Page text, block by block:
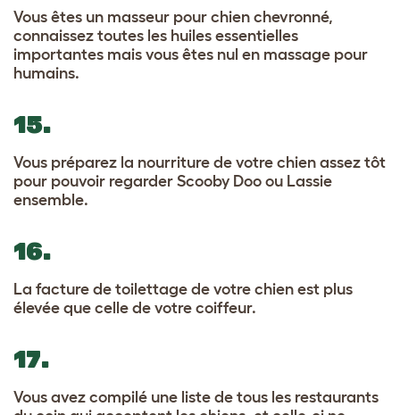
Vous êtes un masseur pour chien chevronné,
connaissez toutes les huiles essentielles
importantes mais vous êtes nul en massage pour
humains.
15.
Vous préparez la nourriture de votre chien assez tôt
pour pouvoir regarder Scooby Doo ou Lassie
ensemble.
16.
La facture de toilettage de votre chien est plus
élevée que celle de votre coiffeur.
17.
Vous avez compilé une liste de tous les restaurants